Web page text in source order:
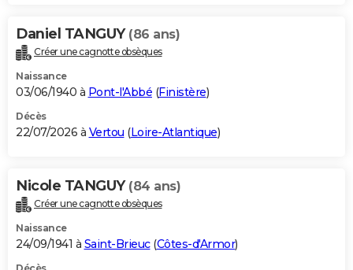
Carte de Noël
Carte Bonne année
Carte Saint-Valentin
Carte Pâques
Carte d'anniversaire
DICTIONNAIRE
Dictionnaire
Biographies
Citations
Expressions
Proverbes
PROGRAMME TV
S'inscrire
Se connecter
Lycées
Collèges
Primaires
Universités
Entreprises
Service militaire
Avis de recherche
AVIS DE DÉCÈS
Bricolage
Lifestyle
Culture
Sport
Auto
Television
Voyage
Cinema
Daniel TANGUY (86 ans)
Créer une cagnotte obsèques
Naissance
03/06/1940 à Pont-l'Abbé (Finistère)
Décès
22/07/2026 à Vertou (Loire-Atlantique)
Nicole TANGUY (84 ans)
Créer une cagnotte obsèques
Naissance
24/09/1941 à Saint-Brieuc(Côtes-d'Armor)